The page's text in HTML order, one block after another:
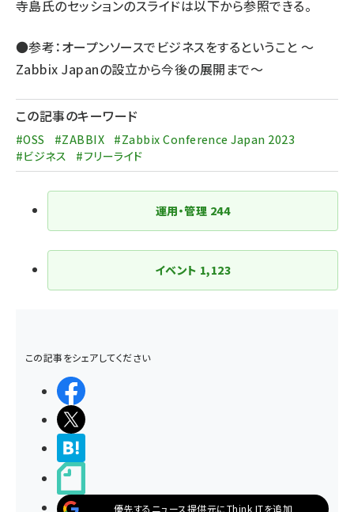
寺島氏のセッションのスライドは以下から参照できる。
●参考：オープンソースでビジネスをするということ ～
Zabbix Japanの設立から今後の展開まで～
この記事のキーワード
#OSS #ZABBIX
#Zabbix Conference Japan 2023
#ビジネス
#フリーライド
運用・管理 244
イベント 1,123
この記事をシェアしてください
優先するニュース提供元にThink ITを追加